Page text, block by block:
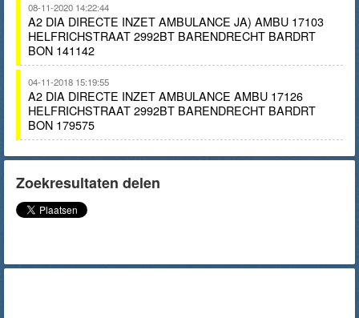
08-11-2020 14:22:44
A2 DIA DIRECTE INZET AMBULANCE JA) AMBU 17103
HELFRICHSTRAAT 2992BT BARENDRECHT BARDRT
BON 141142
04-11-2018 15:19:55
A2 DIA DIRECTE INZET AMBULANCE AMBU 17126
HELFRICHSTRAAT 2992BT BARENDRECHT BARDRT
BON 179575
Zoekresultaten delen